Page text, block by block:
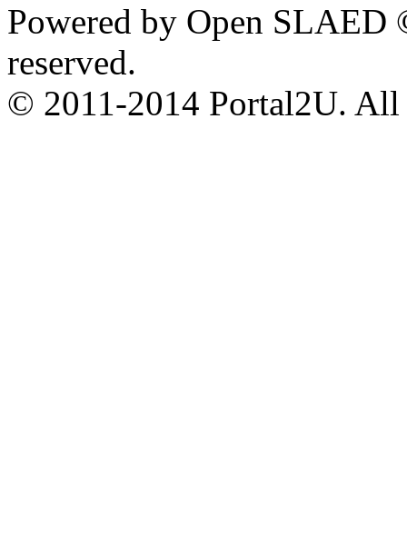
Powered by Open
reserved.
© 2011-2014 Portal2U. All